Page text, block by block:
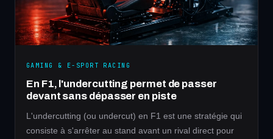
GAMING & E-SPORT RACING
En F1, l'undercutting permet de passer
devant sans dépasser en piste
L'undercutting (ou undercut) en F1 est une stratégie qui
consiste à s'arrêter au stand avant un rival direct pour